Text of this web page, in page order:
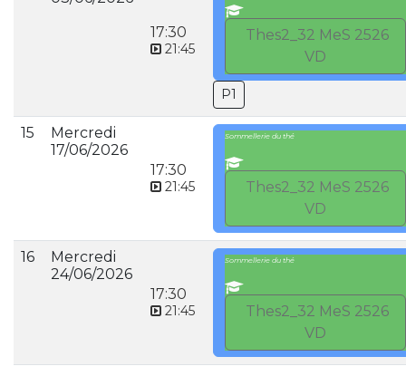
17:30
21:45
Thes2_32 MeS 2526
VD
P1
15
Mercredi
17/06/2026
17:30
21:45
Sommellerie du thé
Thes2_32 MeS 2526
VD
16
Mercredi
24/06/2026
17:30
21:45
Sommellerie du thé
Thes2_32 MeS 2526
VD